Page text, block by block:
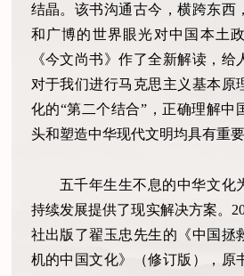
结晶。该书沟通古今，横跨东西
和广博的世界眼光对中国本土
《今文尚书》作了全新解读，给
对于我们进行马克思主义基本原
化的“第二个结合”，正确理解中
头和塑造中华现代文明均具有重
五千年生生不息的中华文化
持续发展提供了现实解决方案。
社出版了翟玉忠先生的《中国拯
机的中国文化》（修订版），原